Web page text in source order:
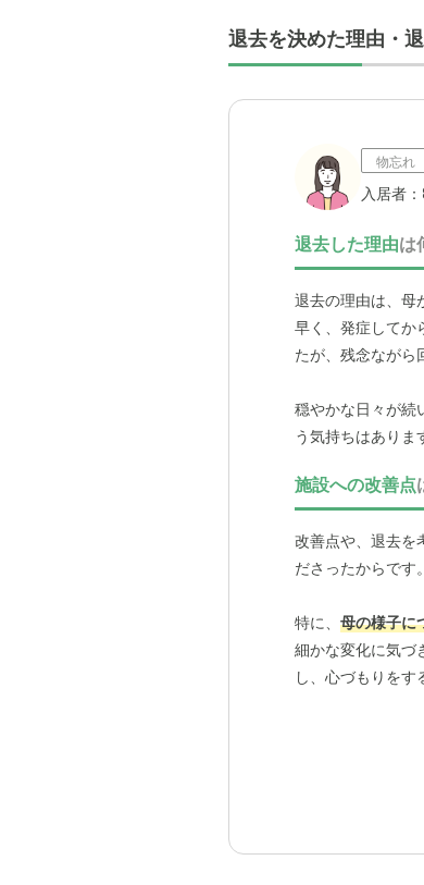
退去を決めた理由・
物忘れ
入居者
退去した理由は
退去の理由は、母
早く、発症してか
たが、残念ながら
穏やかな日々が続
う気持ちはありま
施設への改善点
改善点や、退去を
ださったからです。
特に、 母の様子に
細かな変化に気づ
し、心づもりをす